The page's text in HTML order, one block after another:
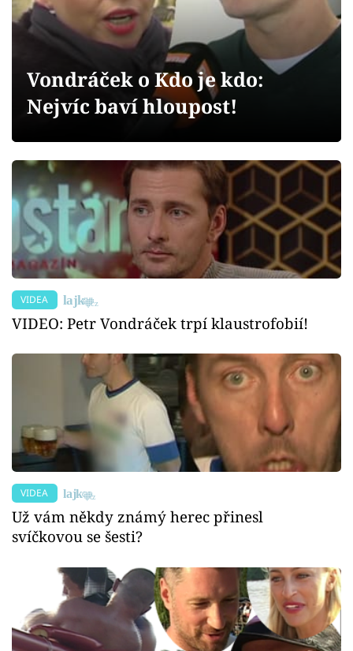
Videa
Sledujte prima+
Sledujte nás
Vondráček o Kdo je kdo:
Nejvíc baví hloupost!
VIDEA
VIDEO: Petr Vondráček trpí klaustrofobií!
VIDEA
Už vám někdy známý herec přinesl
svíčkovou se šesti?